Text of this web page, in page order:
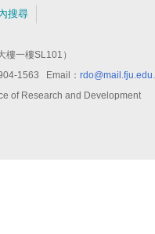
搜尋
一樓SL101）
1563 Email：
of Research and Development